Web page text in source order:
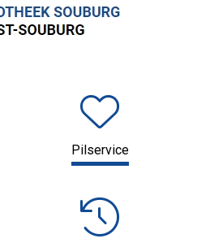
Pilservice